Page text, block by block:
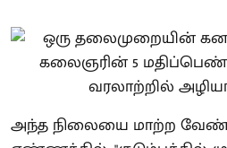
அந்த நிலையை மாற்ற